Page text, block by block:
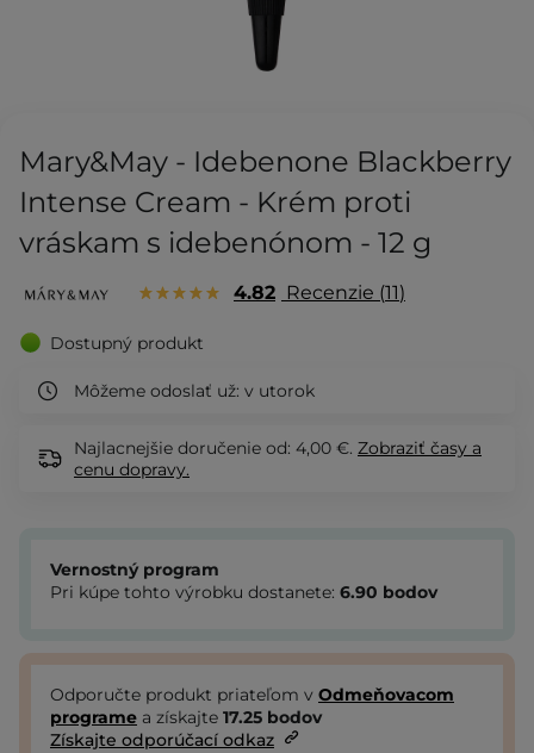
Mary&May - Idebenone Blackberry
Intense Cream - Krém proti
vráskam s idebenónom - 12 g
4.82 Recenzie 11
Dostupný produkt
Môžeme odoslať už: v utorok
Najlacnejšie doručenie od: 4,00 €. Zobraziť časy a
cenu dopravy.
Vernostný program
Pri kúpe tohto výrobku dostanete: 6.90 bodov
Odporučte produkt priateľom v Odmeňovacom
programe a získajte 17.25 bodov
Získajte odporúčací odkaz